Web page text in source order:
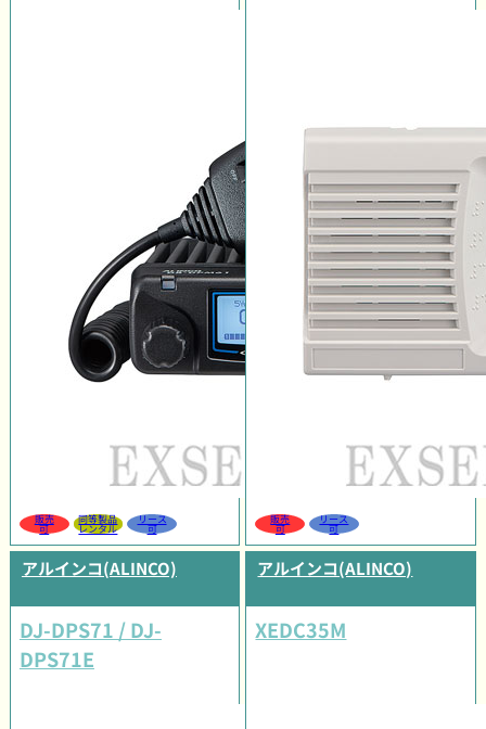
販売
可
同等製品
レンタル
リース
可
販売
可
リース
可
アルインコ(ALINCO)
DJ-DPS71 / DJ-
DPS71E
アルインコ(ALINCO)
XEDC35M